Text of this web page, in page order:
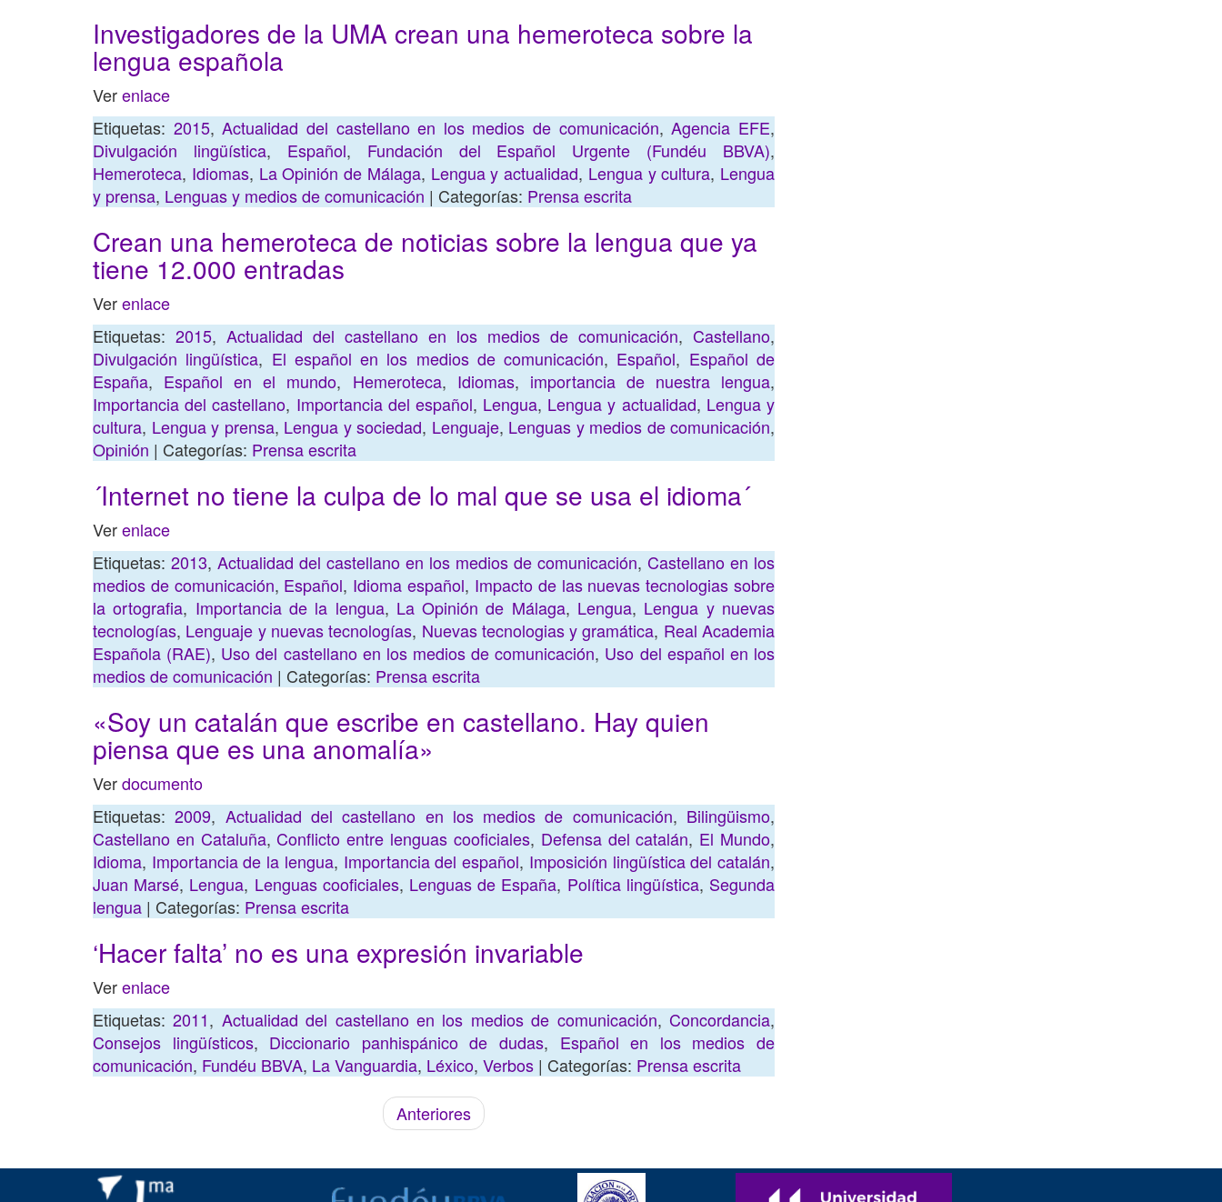
Investigadores de la UMA crean una hemeroteca sobre la
lengua española
Verenlace
Etiquetas: 2015,Actualidad del castellano en los medios de comunicación,Agencia EFE,
Divulgación lingüística, Español, Fundación del Español Urgente (Fundéu BBVA),
Hemeroteca, Idiomas, La Opinión de Málaga, Lengua y actualidad, Lengua y cultura, Lengua
y prensa, Lenguas y medios de comunicación | Categorías: Prensa escrita
Crean una hemeroteca de noticias sobre la lengua que ya
tiene 12.000 entradas
Verenlace
Etiquetas: 2015, Actualidad del castellano en los medios de comunicación, Castellano,
Divulgación lingüística, El español en los medios de comunicación, Español, Español de
España, Español en el mundo, Hemeroteca, Idiomas, importancia de nuestra lengua,
Importancia del castellano, Importancia del español, Lengua, Lengua y actualidad, Lengua y
cultura, Lengua y prensa, Lengua y sociedad, Lenguaje, Lenguas y medios de comunicación,
Opinión | Categorías: Prensa escrita
´Internet no tiene la culpa de lo mal que se usa el idioma´
Verenlace
Etiquetas: 2013, Actualidad del castellano en los medios de comunicación, Castellano en los
medios de comunicación, Español, Idioma español, Impacto de las nuevas tecnologias sobre
la ortografia, Importancia de la lengua, La Opinión de Málaga, Lengua, Lengua y nuevas
tecnologías, Lenguaje y nuevas tecnologías, Nuevas tecnologias y gramática, Real Academia
Española (RAE), Uso del castellano en los medios de comunicación, Uso del español en los
medios de comunicación | Categorías: Prensa escrita
«Soy un catalán que escribe en castellano. Hay quien
piensa que es una anomalía»
Verdocumento
Etiquetas:2009, Actualidad del castellano en los medios de comunicación, Bilingüismo,
Castellano en Cataluña,Conflicto entre lenguas cooficiales, Defensa del catalán, El Mundo,
Idioma, Importancia de la lengua, Importancia del español, Imposición lingüística del catalán,
Juan Marsé, Lengua, Lenguas cooficiales, Lenguas de España, Política lingüística, Segunda
lengua | Categorías: Prensa escrita
‘Hacer falta’ no es una expresión invariable
Verenlace
Etiquetas:2011, Actualidad del castellano en los medios de comunicación,Concordancia,
Consejos lingüísticos, Diccionario panhispánico de dudas, Español en los medios de
comunicación, Fundéu BBVA, La Vanguardia, Léxico, Verbos | Categorías: Prensa escrita
Anteriores